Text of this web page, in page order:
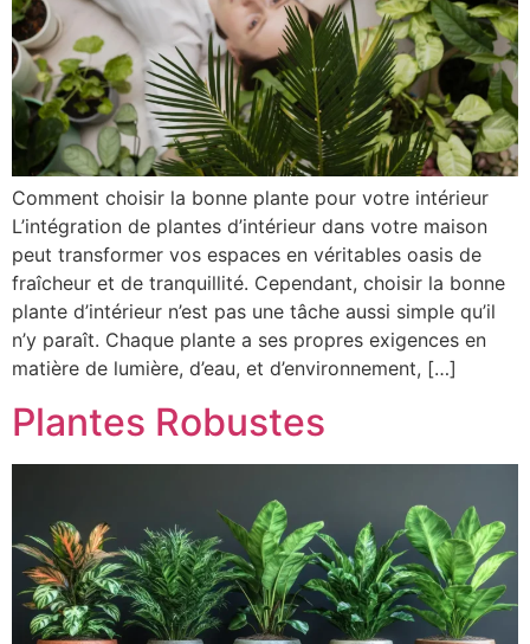
Comment choisir la bonne plante pour votre intérieur
L’intégration de plantes d’intérieur dans votre maison
peut transformer vos espaces en véritables oasis de
fraîcheur et de tranquillité. Cependant, choisir la bonne
plante d’intérieur n’est pas une tâche aussi simple qu’il
n’y paraît. Chaque plante a ses propres exigences en
matière de lumière, d’eau, et d’environnement, […]
Plantes Robustes